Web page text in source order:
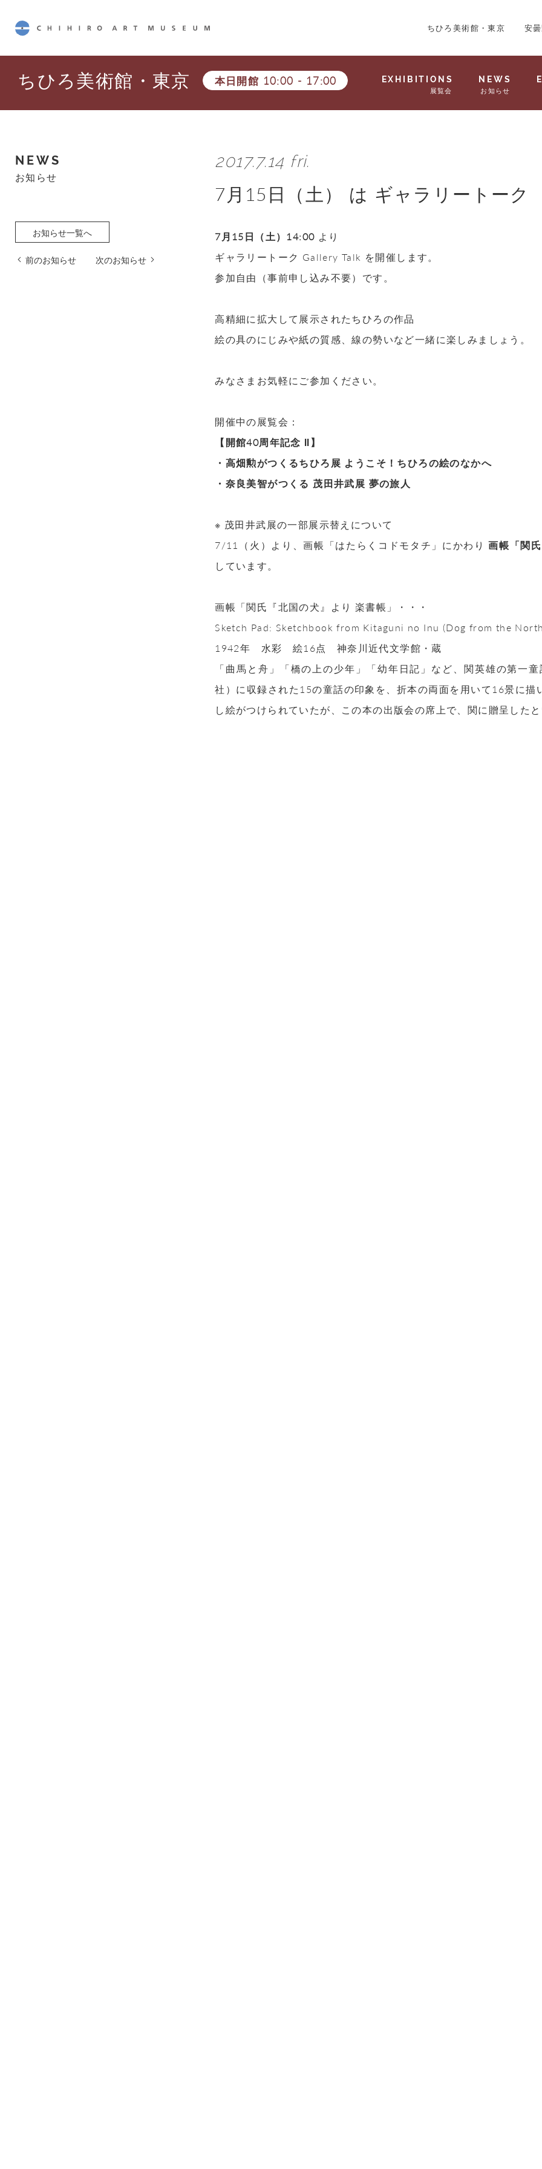
ちひろ美術館・東京 安
ちひろ美術館・東京 本日開館 10:00 - 17:00 EXHIBITIONS
展覧会
NEWS
お知らせ
NEWS
お知らせ
お知らせ一覧へ
前のお知らせ 次のお知らせ
2017.7.14 fri.
7月15日（土） は ギャラリートーク
7月15日（土）14:00 より
ギャラリートーク Gallery Talk を開催します。
参加自由（事前申し込み不要）です。
高精細に拡大して展示されたちひろの作品
絵の具のにじみや紙の質感、線の勢いなど一緒に楽しみましょう。
みなさまお気軽にご参加ください。
開催中の展覧会：
【開館40周年記念 Ⅱ】
・高畑勲がつくるちひろ展 ようこそ！ちひろの絵のなかへ
・奈良美智がつくる 茂田井武展 夢の旅人
※ 茂田井武展の一部展示替えについて
7/11（火）より、画帳「はたらくコドモタチ」にかわり画帳「関
しています。
画帳「関氏『北国の犬』より 楽書帳」・・・
Sketch Pad: Sketchbook from Kitaguni no Inu (Dog from the
1942年 水彩 絵16点 神奈川近代文学館・蔵
「曲馬と舟」「橋の上の少年」「幼年日記」など、関英雄の第一
社）に収録された15の童話の印象を、折本の両面を用いて16景に描
し絵がつけられていたが、この本の出版会の席上で、関に贈呈したと